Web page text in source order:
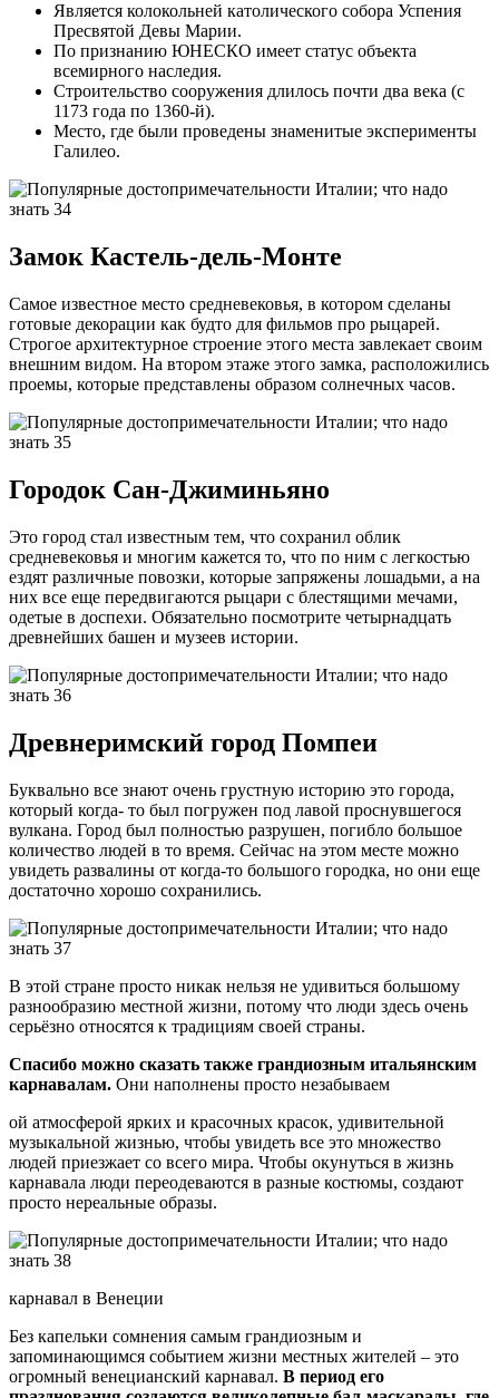
Является колокольней католического собора Успения
Пресвятой Девы Марии.
По признанию ЮНЕСКО имеет статус объекта
всемирного наследия.
Строительство сооружения длилось почти два века (с
1173 года по 1360-й).
Место, где были проведены знаменитые эксперименты
Галилео.
Замок Кастель-дель-Монте
Самое известное место средневековья, в котором сделаны
готовые декорации как будто для фильмов про рыцарей.
Строгое архитектурное строение этого места завлекает своим
внешним видом. На втором этаже этого замка, расположились
проемы, которые представлены образом солнечных часов.
Городок Сан-Джиминьяно
Это город стал известным тем, что сохранил облик
средневековья и многим кажется то, что по ним с легкостью
ездят различные повозки, которые запряжены лошадьми, а на
них все еще передвигаются рыцари с блестящими мечами,
одетые в доспехи. Обязательно посмотрите четырнадцать
древнейших башен и музеев истории.
Древнеримский город Помпеи
Буквально все знают очень грустную историю это города,
который когда- то был погружен под лавой проснувшегося
вулкана. Город был полностью разрушен, погибло большое
количество людей в то время. Сейчас на этом месте можно
увидеть развалины от когда-то большого городка, но они еще
достаточно хорошо сохранились.
В этой стране просто никак нельзя не удивиться большому
разнообразию местной жизни, потому что люди здесь очень
серьёзно относятся к традициям своей страны.
Спасибо можно сказать также грандиозным итальянским
карнавалам. Они наполнены просто незабываем
ой атмосферой ярких и красочных красок, удивительной
музыкальной жизнью, чтобы увидеть все это множество
людей приезжает со всего мира. Чтобы окунуться в жизнь
карнавала люди переодеваются в разные костюмы, создают
просто нереальные образы.
карнавал в Венеции
Без капельки сомнения самым грандиозным и
запоминающимся событием жизни местных жителей – это
огромный венецианский карнавал. В период его